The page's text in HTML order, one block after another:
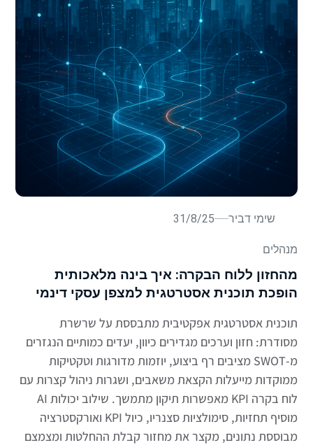
שימי דביר 31/8/25
מנהלים
מהחזון ללוח הבקרה: איך בינה מלאכותית
הופכת תוכנית אסטרטגית למצפן עסקי דינמי
תוכנית אסטרטגית אפקטיבית מתבססת על שרשרת
מסודרת: חזון וערכים מגדירים כיוון, יעדים כמותיים הנגזרים
מ-SWOT מציבים רף ביצוע, יוזמות מדורגות וטקטיקות
ממוקדות מייעלות הקצאת משאבים, ושגרות ניהול קצרות עם
לוח בקרה KPI מאפשרות תיקון מתמשך. שילוב יכולות AI
מוסיף תחזיות, סימולציות סצנריו, כיול KPI ואורקסטרציה
מבוססת נתונים, מקצר את מחזור קבלת ההחלטות ומצמצם